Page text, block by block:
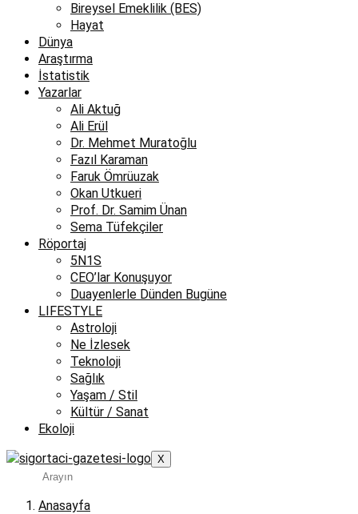
Bireysel Emeklilik (BES)
Hayat
Dünya
Araştırma
İstatistik
Yazarlar
Ali Aktuğ
Ali Erül
Dr. Mehmet Muratoğlu
Fazıl Karaman
Faruk Ömrüuzak
Okan Utkueri
Prof. Dr. Samim Ünan
Sema Tüfekçiler
Röportaj
5N1S
CEO’lar Konuşuyor
Duayenlerle Dünden Bugüne
LIFESTYLE
Astroloji
Ne İzlesek
Teknoloji
Sağlık
Yaşam / Stil
Kültür / Sanat
Ekoloji
X
Anasayfa